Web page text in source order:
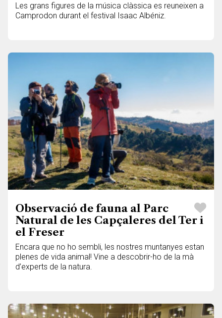
Les grans figures de la música clàssica es reuneixen a
Camprodon durant el festival Isaac Albéniz.
Observació de fauna al Parc
Natural de les Capçaleres del Ter i
el Freser
Encara que no ho sembli, les nostres muntanyes estan
plenes de vida animal! Vine a descobrir-ho de la mà
d’experts de la natura.